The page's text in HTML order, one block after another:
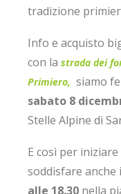
tradizione
Info e acquisto
con la strada dei
Primiero, siamo
sabato 8
Stelle Alpine di
E così per
soddisfare
alle 18.30 nella